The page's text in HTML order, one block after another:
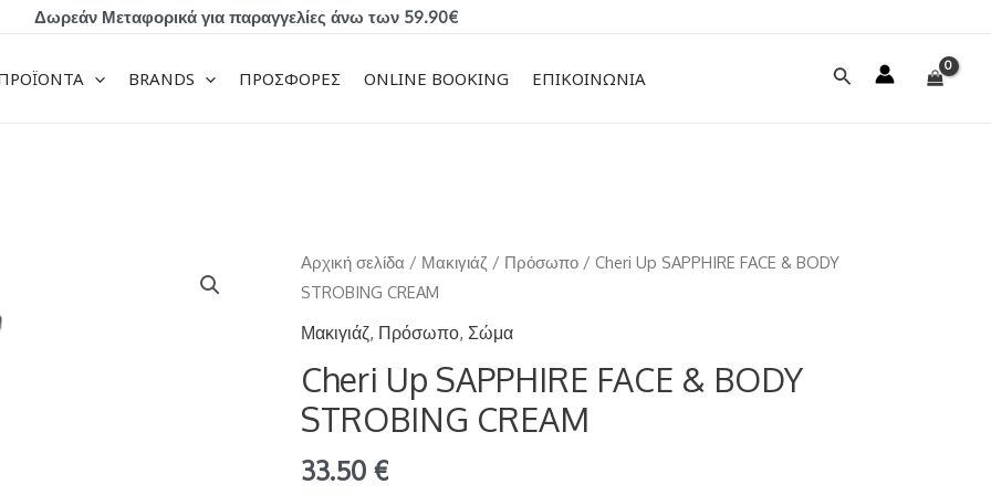
Δωρεάν Μεταφορικά για παραγγελίες άνω των 59.90€
BRANDS ΠΡΟΣΦΟΡΕΣ ONLINE BOOKING ΕΠΙΚΟΙΝΩΝΙΑ Αναζήτηση
Αρχική σελίδα / Μακιγιάζ / Πρόσωπο / Cheri Up SAPPHIRE FACE & BODY
STROBING CREAM
Μακιγιάζ, Πρόσωπο, Σώμα
Cheri Up SAPPHIRE FACE & BODY
STROBING CREAM
33.50 €
Cheri
Up
SAPPHIRE
&
BODY
CREAM